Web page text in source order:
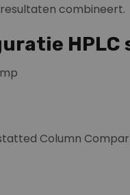
combineert.
HPLC
Column